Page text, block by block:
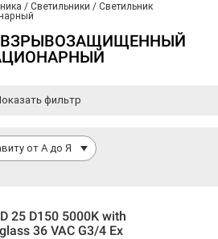
/ Светильники / Светильник
ВЗРЫВОЗАЩИЩЕННЫЙ
фильтр
от А до Я
25 D150 5000K with
36 VAC G3/4 Ex